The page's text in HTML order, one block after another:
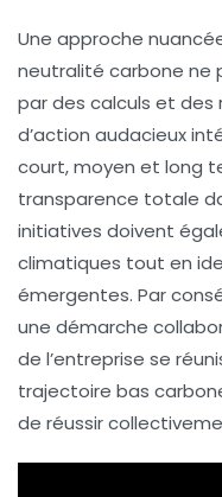
Une approche
neutralité carbone ne
par des calculs et des
d’action audacieux
court, moyen et long
transparence totale
initiatives doivent
climatiques tout en
émergentes. Par
une démarche
de l’entreprise se
trajectoire bas
de réussir